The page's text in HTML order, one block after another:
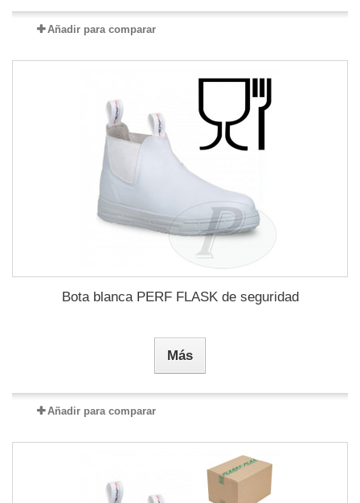
Añadir para comparar
Bota blanca PERF FLASK de seguridad
Más
Añadir para comparar